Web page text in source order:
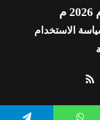
م
الاستخدام
ملخص
الموقع